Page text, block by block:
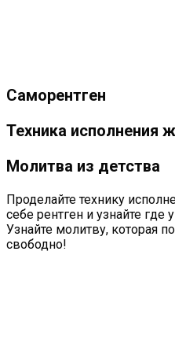
Саморентген
Техника исполнения
Молитва из детства
Проделайте технику
себе рентген и узнайте
Узнайте молитву, которая
свободно!